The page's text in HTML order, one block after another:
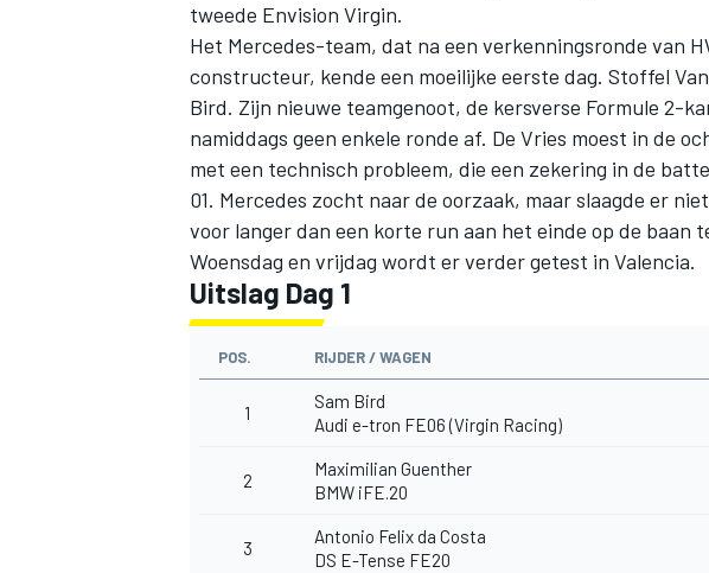
tweede Envision Virgin.
Het Mercedes-team, dat na een verkenningsronde van
constructeur, kende een moeilijke eerste dag. Stoffel
Bird. Zijn nieuwe teamgenoot, de kersverse Formule 2-
namiddags geen enkele ronde af. De Vries moest in de
met een technisch probleem, die een zekering in de
01. Mercedes zocht naar de oorzaak, maar slaagde er
voor langer dan een korte run aan het einde op de baan
Woensdag en vrijdag wordt er verder getest in Valencia.
Uitslag Dag 1
POS. RIJDER / WAGEN
1
Sam Bird
Audi e-tron FE06 (Virgin Racing)
2
Maximilian Guenther
BMW iFE.20
3
Antonio Felix da Costa
DS E-Tense FE20